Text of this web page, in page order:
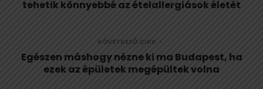
tehetik könnyebbé az ételallergiások életét
KÖVETKEZŐ CIKK
Egészen máshogy nézne ki ma Budapest, ha
ezek az épületek megépültek volna